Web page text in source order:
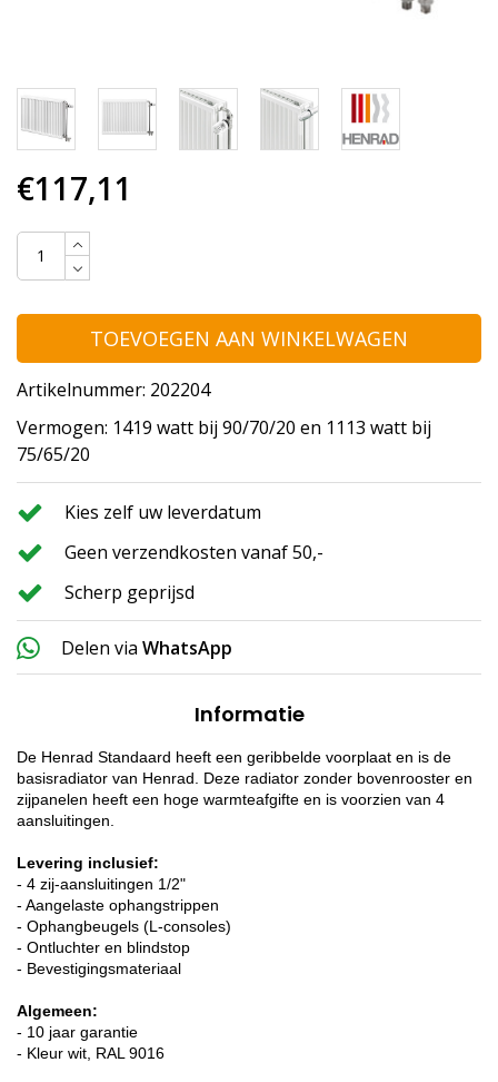
€117,11
TOEVOEGEN AAN WINKELWAGEN
Artikelnummer: 202204
Vermogen: 1419 watt bij 90/70/20 en 1113 watt bij
75/65/20
Kies zelf uw leverdatum
Geen verzendkosten vanaf 50,-
Scherp geprijsd
Delen via WhatsApp
Informatie
De Henrad Standaard heeft een geribbelde voorplaat en is de
basisradiator van Henrad. Deze radiator zonder bovenrooster en
zijpanelen heeft een hoge warmteafgifte en is voorzien van 4
aansluitingen.
Levering inclusief:
- 4 zij-aansluitingen 1/2"
- Aangelaste ophangstrippen
- Ophangbeugels (L-consoles)
- Ontluchter en blindstop
- Bevestigingsmateriaal
Algemeen:
- 10 jaar garantie
- Kleur wit, RAL 9016